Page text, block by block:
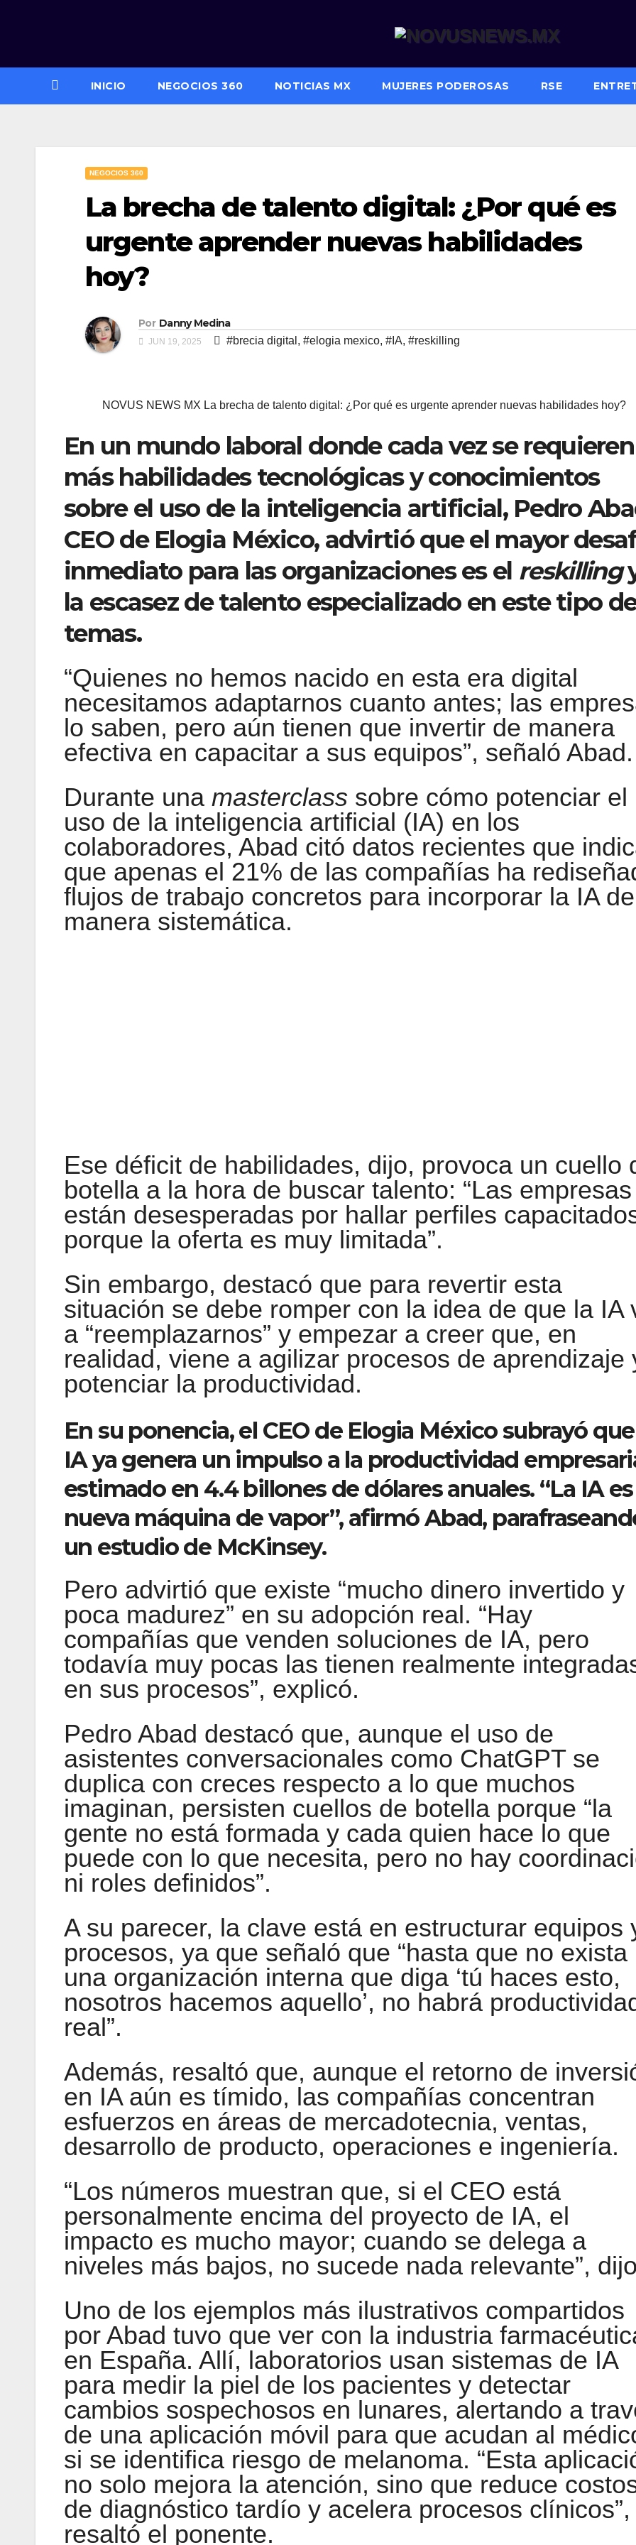
INICIO NEGOCIOS 360 NOTICIAS MX MUJERES PODEROSAS RSE
NEGOCIOS 360
La brecha de talento digital: ¿Por qué es
urgente aprender nuevas habilidades
hoy?
Por Danny Medina
JUN 19, 2025 #brecia digital , #elogia mexico, #IA, #reskilling
NOVUS NEWS MX La brecha de talento digital: ¿Por qué es urgente aprender nuevas habilidades hoy?
En un mundo laboral donde cada vez se requieren
más habilidades tecnológicas y conocimientos
sobre el uso de la inteligencia artificial, Pedro
CEO de Elogia México, advirtió que el mayor
inmediato para las organizaciones es el reskilling
la escasez de talento especializado en este tipo
temas.
“Quienes no hemos nacido en esta era digital
necesitamos adaptarnos cuanto antes; las
lo saben, pero aún tienen que invertir de manera
efectiva en capacitar a sus equipos”, señaló Abad.
Durante una masterclass sobre cómo potenciar el
uso de la inteligencia artificial (IA) en los
colaboradores, Abad citó datos recientes que
que apenas el 21% de las compañías ha
flujos de trabajo concretos para incorporar la IA de
manera sistemática.
Ese déficit de habilidades, dijo, provoca un cuello
botella a la hora de buscar talento: “Las empresas
están desesperadas por hallar perfiles
porque la oferta es muy limitada”.
Sin embargo, destacó que para revertir esta
situación se debe romper con la idea de que la IA
a “reemplazarnos” y empezar a creer que, en
realidad, viene a agilizar procesos de aprendizaje
potenciar la productividad.
En su ponencia, el CEO de Elogia México subrayó
IA ya genera un impulso a la productividad
estimado en 4.4 billones de dólares anuales. “La IA
nueva máquina de vapor”, afirmó Abad,
un estudio de McKinsey.
Pero advirtió que existe “mucho dinero invertido y
poca madurez” en su adopción real. “Hay
compañías que venden soluciones de IA, pero
todavía muy pocas las tienen realmente
en sus procesos”, explicó.
Pedro Abad destacó que, aunque el uso de
asistentes conversacionales como ChatGPT se
duplica con creces respecto a lo que muchos
imaginan, persisten cuellos de botella porque “la
gente no está formada y cada quien hace lo que
puede con lo que necesita, pero no hay
ni roles definidos”.
A su parecer, la clave está en estructurar equipos
procesos, ya que señaló que “hasta que no exista
una organización interna que diga ‘tú haces esto,
nosotros hacemos aquello’, no habrá
real”.
Además, resaltó que, aunque el retorno de
en IA aún es tímido, las compañías concentran
esfuerzos en áreas de mercadotecnia, ventas,
desarrollo de producto, operaciones e ingeniería.
“Los números muestran que, si el CEO está
personalmente encima del proyecto de IA, el
impacto es mucho mayor; cuando se delega a
niveles más bajos, no sucede nada relevante”,
Uno de los ejemplos más ilustrativos compartidos
por Abad tuvo que ver con la industria
en España. Allí, laboratorios usan sistemas de IA
para medir la piel de los pacientes y detectar
cambios sospechosos en lunares, alertando a
de una aplicación móvil para que acudan al
si se identifica riesgo de melanoma. “Esta
no solo mejora la atención, sino que reduce
de diagnóstico tardío y acelera procesos clínicos”,
resaltó el ponente.